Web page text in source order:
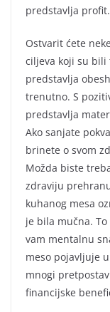
predstavlja profit.
Ostvarit ćete
ciljeva koji su bili
predstavlja
trenutno. S
predstavlja
Ako sanjate
brinete o svom
Možda biste
zdraviju
kuhanog mesa
je bila mučna.
vam mentalnu
meso pojavljuje
mnogi
financijske